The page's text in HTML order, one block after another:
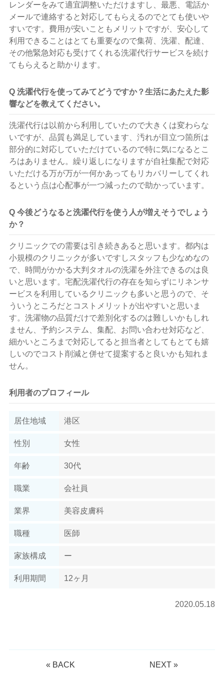
レンダーをみて適宜調整いただけますし、最悪、電話か
メールで連絡すると対応してもらえるのでとても使いや
すいです。費用が安いこともメリットですが、安心して
利用できることはとても重要なので集荷、洗濯、配達、
その他緊急対応も受けてくれる洗濯代行サービスを続け
てもらえると助かります。
Q 洗濯代行を使ってみてどうですか？生活にあたえた影
響などを教えてください。
洗濯代行は以前から利用していたので大きくは変わらな
いですが、品質も満足しています、汚れが目立つ箇所は
部分的に対応していただけているので特に気になるとこ
ろはありません。繰り返しになりますが自社集配で対応
いただける万が万が一何かあってもリカバリーしてくれ
るという点は心配事が一つ減ったので助かっています。
Q 今後どうなると洗濯代行を使う人が増えそうでしょう
か？
クリニックでの需要は引き続きあると思います。都内は
小規模のクリニックが多いですしスタッフも少なめなの
で、時間がかかる大判タオルの洗濯を外注できるのは良
いと思います。宅配洗濯代行の存在を知らずにリネンサ
ービスを利用しているクリニックも多いと思うので、そ
ういうところだとコストメリットが出やすいと思いま
す。洗濯物の品質だけで差別化するのは難しいかもしれ
ません、予約システム、集配、お問い合わせ対応など、
細かいところまで対応してると担当者としてもとても嬉
しいのでコスト削減と併せて提案すると良いかも知れま
せん。
利用者のプロフィール
居住地域 港区
性別 女性
年齢 30代
職業 会社員
業界 美容皮膚科
職種 医師
家族構成 ー
利用期間 12ヶ月
2020.05.18
« BACK NEXT»